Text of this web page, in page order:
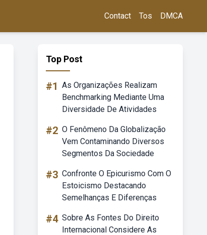
Contact Tos DMCA
Top Post
#1 As Organizações Realizam
Benchmarking Mediante Uma
Diversidade De Atividades
#2 O Fenômeno Da Globalização
Vem Contaminando Diversos
Segmentos Da Sociedade
#3 Confronte O Epicurismo Com O
Estoicismo Destacando
Semelhanças E Diferenças
#4 Sobre As Fontes Do Direito
Internacional Considere As